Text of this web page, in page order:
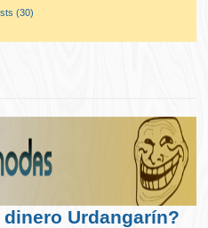
(30)
Urdangarín?